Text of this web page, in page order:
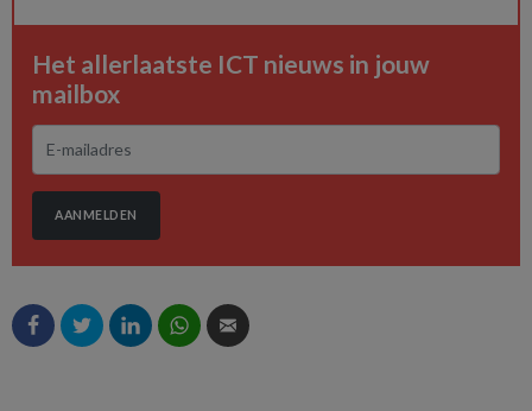
Het allerlaatste ICT nieuws in jouw
mailbox
AANMELDEN